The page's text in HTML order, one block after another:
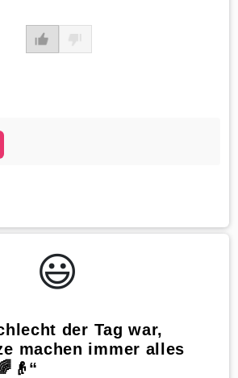
😃️
der Tag war,
machen immer alles